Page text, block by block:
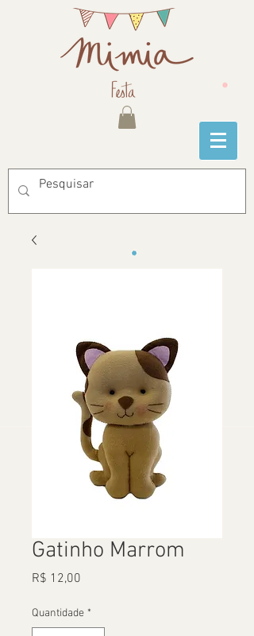
Gatinho Marrom
R$ 12,00
Quantidade *